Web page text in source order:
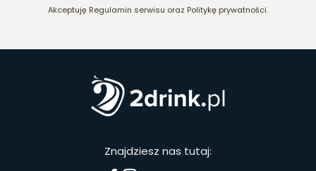
Akceptuję Regulamin serwisu oraz Politykę prywatności.
Znajdziesz nas tutaj: